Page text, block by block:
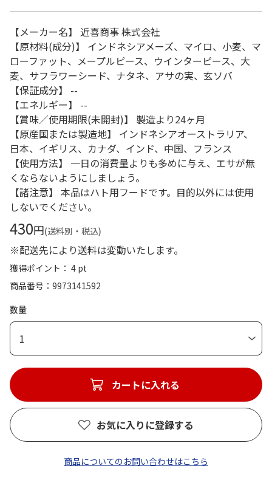
【メーカー名】 近喜商事 株式会社
【原材料(成分)】 インドネシアメーズ、マイロ、小麦、マ
ローファット、メープルピース、ウインターピース、大
麦、サフラワーシード、ナタネ、アサの実、玄ソバ
【保証成分】 --
【エネルギー】 --
【賞味／使用期限(未開封)】 製造より24ヶ月
【原産国または製造地】 インドネシアオーストラリア、
日本、イギリス、カナダ、インド、中国、フランス
【使用方法】 一日の消費量よりも多めに与え、エサが無
くならないようにしましょう。
【諸注意】 本品はハト用フードです。目的以外には使用
しないでください。
430円(送料別・税込)
※配送先により送料は変動いたします。
獲得ポイント： 4 pt
商品番号
9973141592
数量
1
カートに入れる
お気に入りに登録する
商品についてのお問い合わせはこちら